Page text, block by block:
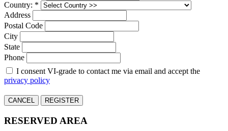
Country: *
Address
Postal Code
City
State
Phone
I consent VI-grade to contact me via email and accept the
privacy policy
CANCEL REGISTER
RESERVED AREA